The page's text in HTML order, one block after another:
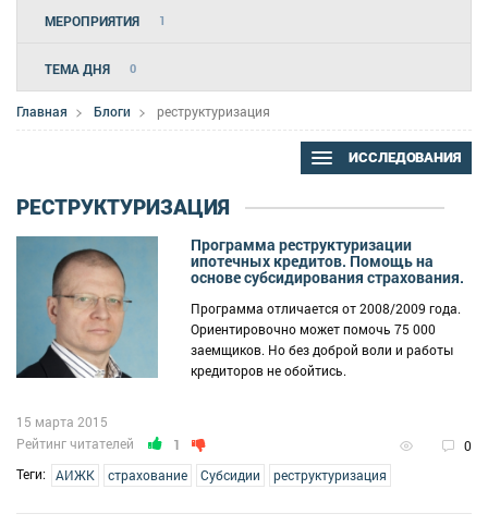
МЕРОПРИЯТИЯ 1
ТЕМА ДНЯ 0
Главная Блоги реструктуризация
ИССЛЕДОВАНИЯ
РЕСТРУКТУРИЗАЦИЯ
Программа реструктуризации
ипотечных кредитов. Помощь на
основе субсидирования страхования.
Программа отличается от 2008/2009 года.
Ориентировочно может помочь 75 000
заемщиков. Но без доброй воли и работы
кредиторов не обойтись.
Рейтинг читателей 1 0
15 марта 2015
Теги: АИЖК страхование Субсидии реструктуризация